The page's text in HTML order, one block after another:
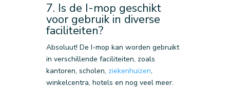
7. Is de I-mop geschikt
voor gebruik in diverse
faciliteiten?
Absoluut! De I-mop kan worden gebruikt
in verschillende faciliteiten, zoals
kantoren, scholen, ziekenhuizen,
winkelcentra, hotels en nog veel meer.